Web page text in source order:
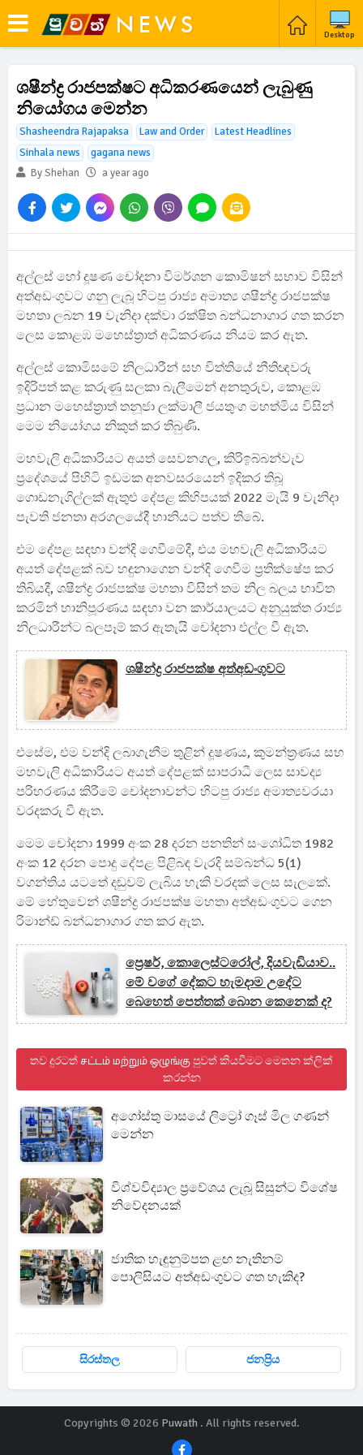
Desktop
ශෂීන්ද්‍ර රාජපක්ෂට අධිකරණයෙන් ලැබුණු
නියෝගය මෙන්න
Shasheendra Rajapaksa Law and Order
Latest Headlines
Sinhala news
gagana news
By Shehan
a year ago
අල්ලස් හෝ දූෂණ චෝදනා විමර්ශන කොමිෂන් සභාව විසින්
අත්අඩංගුවට ගනු ලැබූ හිටපු රාජ්‍ය අමාත්‍ය ශෂීන්ද්‍ර රාජපක්ෂ
මහතා ලබන 19 වැනිදා දක්වා රක්ෂිත බන්ධනාගාර ගත කරන
ලෙස කොළඹ මහෙස්ත්‍රාත් අධිකරණය නියම කර ඇත.
අල්ලස් කොමිසමේ නිලධාරීන් සහ විත්තියේ නීතිඥවරු
ඉදිරිපත් කළ කරුණු සලකා බැලීමෙන් අනතුරුව, කොළඹ
ප්‍රධාන මහෙස්ත්‍රාත් තනූජා ලක්මාලී ජයතුංග මහත්මිය විසින්
මෙම නියෝගය නිකුත් කර තිබුණි.
මහවැලි අධිකාරියට අයත් සෙවනගල, කිරිඉබ්බන්වැව
ප්‍රදේශයේ පිහිටි ඉඩමක අනවසරයෙන් ඉදිකර තිබූ
ගොඩනැගිල්ලක් ඇතුළු දේපළ කිහිපයක් 2022 මැයි 9 වැනිදා
පැවති ජනතා අරගලයේදී හානියට පත්ව තිබේ.
එම දේපළ සඳහා වන්දි ගෙවීමේදී, එය මහවැලි අධිකාරියට
අයත් දේපළක් බව හඳුනාගෙන වන්දි ගෙවීම ප්‍රතික්ෂේප කර
තිබියදී, ශෂීන්ද්‍ර රාජපක්ෂ මහතා විසින් තම නිල බලය භාවිත
කරමින් හානිපූරණය සඳහා වන කාර්යාලයට අනුයුක්ත රාජ්‍ය
නිලධාරීන්ට බලපෑම් කර ඇතැයි චෝදනා එල්ල වී ඇත.
ශෂීන්ද්‍ර රාජපක්ෂ අත්අඩංගුවට
එසේම, එම වන්දි ලබාගැනීම තුළින් දූෂණය, කුමන්ත්‍රණය සහ
මහවැලි අධිකාරියට අයත් දේපළක් සාපරාධී ලෙස සාවද්‍ය
පරිහරණය කිරීමේ චෝදනාවන්ට හිටපු රාජ්‍ය අමාත්‍යවරයා
වරදකරු වී ඇත.
මෙම චෝදනා 1999 අංක 28 දරන පනතින් සංශෝධිත 1982
අංක 12 දරන පොදු දේපළ පිළිබඳ වැරදි සම්බන්ධ 5(1)
වගන්තිය යටතේ දඬුවම් ලැබිය හැකි වරදක් ලෙස සැලකේ.
මේ හේතුවෙන් ශෂීන්ද්‍ර රාජපක්ෂ මහතා අත්අඩංගුවට ගෙන
රිමාන්ඩ් බන්ධනාගාර ගත කර ඇත.
ප්‍රෙෂර්, කොලෙස්ටරෝල්, දියවැඩියාව..
මේ වගේ දේකට හැමදාම උදේට
බෙහෙත් පෙත්තක් බොන කෙනෙක් ද?
තව දුරටත් சட்டம் மற்றும் ஒழுங்கு පුවත් කියවීමට මෙතන ක්ලික්
කරන්න
අගෝස්තු මාසයේ ලිට්‍රෝ ගෑස් මිල ගණන්
මෙන්න
විශ්වවිද්‍යාල ප්‍රවේශය ලැබූ සිසුන්ට විශේෂ
නිවේදනයක්
ජාතික හැඳුනුම්පත ළඟ නැතිනම්
පොලිසියට අත්අඩංගුවට ගත හැකිද?
සිරස්තල ජනප්‍රිය
Copyrights © 2026 Puwath. All rights reserved.